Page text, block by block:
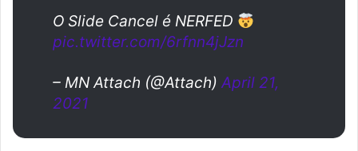
O Slide Cancel é NERFED
pic.twitter.com/6rfnn4jJzn
– MN Attach (@Attach) April 21,
2021